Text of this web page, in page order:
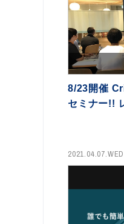
8/23開催
セミナー!!
2021.04.07.WED